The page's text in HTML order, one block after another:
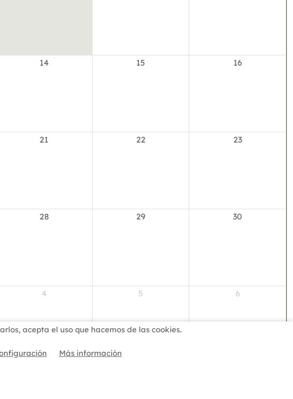
14 15 16
21 22 23
28 29 30
4 5 6
acepta el uso que hacemos de las cookies.
Más información